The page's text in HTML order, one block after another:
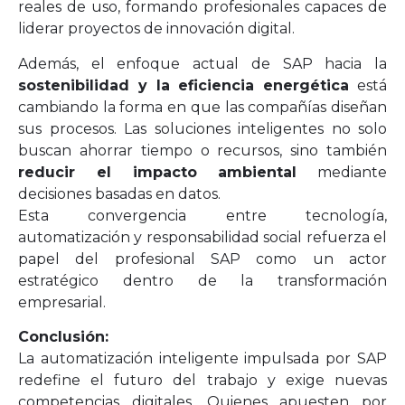
reales de uso, formando profesionales capaces de
liderar proyectos de innovación digital.
Además, el enfoque actual de SAP hacia la
sostenibilidad y la eficiencia energética está
cambiando la forma en que las compañías diseñan
sus procesos. Las soluciones inteligentes no solo
buscan ahorrar tiempo o recursos, sino también
reducir el impacto ambiental mediante
decisiones basadas en datos.
Esta convergencia entre tecnología,
automatización y responsabilidad social refuerza el
papel del profesional SAP como un actor
estratégico dentro de la transformación
empresarial.
Conclusión:
La automatización inteligente impulsada por SAP
redefine el futuro del trabajo y exige nuevas